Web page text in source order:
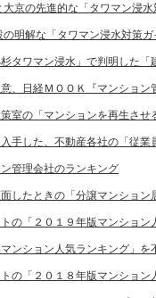
京の先進的な「タワマン浸
明解な「タワマン浸水対策
タワマン浸水」で判明した「
、日経ＭＯＯＫ『マンション
室の「マンションを再生させ
手した、不動産各社の「従業
管理会社のランキング
したときの「分譲マンション
の「２０１９年版マンショ
ンション人気ランキング」
の「２０１８年版マンショ